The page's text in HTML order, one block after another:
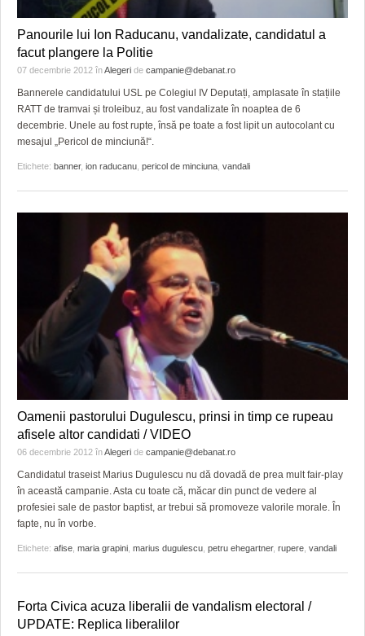
Panourile lui Ion Raducanu, vandalizate, candidatul a
facut plangere la Politie
07 decembrie 2012 înAlegeri de campanie@debanat.ro
Bannerele candidatului USL pe Colegiul IV Deputați, amplasate în stațiile
RATT de tramvai și troleibuz, au fost vandalizate în noaptea de 6
decembrie. Unele au fost rupte, însă pe toate a fost lipit un autocolant cu
mesajul „Pericol de minciună!“.
Etichete: banner, ion raducanu pericol de minciuna vandali
Oamenii pastorului Dugulescu, prinsi in timp ce rupeau
afisele altor candidati / VIDEO
06 decembrie 2012 înAlegeri de campanie@debanat.ro
Candidatul traseist Marius Dugulescu nu dă dovadă de prea mult fair-play
în această campanie. Asta cu toate că, măcar din punct de vedere al
profesiei sale de pastor baptist, ar trebui să promoveze valorile morale. În
fapte, nu în vorbe.
Etichete: afise maria grapini marius dugulescu petru ehegartner, rupere vandali
Forta Civica acuza liberalii de vandalism electoral /
UPDATE: Replica liberalilor